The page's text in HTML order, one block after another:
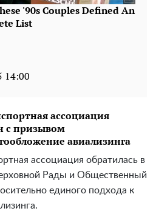
14:00
ассоциация
с призывом
авиализинга
ассоциация обратилась в
Рады и Общественный
единого подхода к